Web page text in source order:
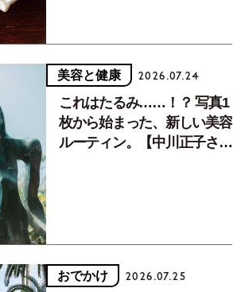
美容と健康 2026.07.24
これはたるみ……！？ 写真1
枚から始まった、新しい美容
ルーティン。【中川正子さん
おでかけ 2026.07.25